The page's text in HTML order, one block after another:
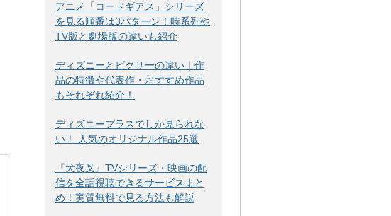
アニメ「コードギアス」シリーズ
を見る順番は3パターン！時系列や
TV版と劇場版の違いも紹介
ディズニーとピクサーの違い｜作
品の特徴や代表作・おすすめ作品
もそれぞれ紹介！
ディズニープラスでしか見られな
い！ 人気のオリジナル作品25選
『犬夜叉』TVシリーズ・映画の配
信を全話視聴できるサービスまと
め！実質無料で見る方法も解説